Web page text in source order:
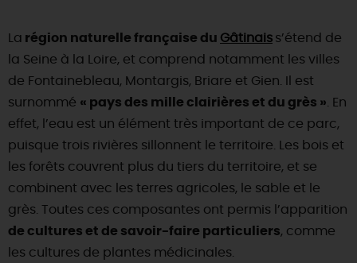
La région naturelle française du Gâtinais s’étend de
la Seine à la Loire, et comprend notamment les villes
de Fontainebleau, Montargis, Briare et Gien. Il est
surnommé « pays des mille clairières et du grès » . En
effet, l’eau est un élément très important de ce parc,
puisque trois rivières sillonnent le territoire. Les bois et
les forêts couvrent plus du tiers du territoire, et se
combinent avec les terres agricoles, le sable et le
grès. Toutes ces composantes ont permis l’apparition
de cultures et de savoir-faire particuliers, comme
les cultures de plantes médicinales.